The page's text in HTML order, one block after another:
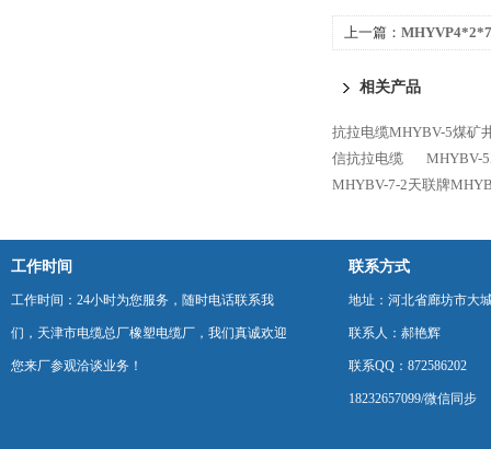
上一篇：
相关产品
抗拉电缆MHYBV-5煤矿
信抗拉电缆
MHYBV-
MHYBV-7-2天联牌
工作时间
工作时间：24小时为您服务，随时电话联系我
们，天津市电缆总厂橡塑电缆厂，我们真诚欢迎
您来厂参观洽谈业务！
联系方式
地址：河北省廊坊市大
联系人：郝艳辉
联系QQ：872586202
18232657099/微信同步